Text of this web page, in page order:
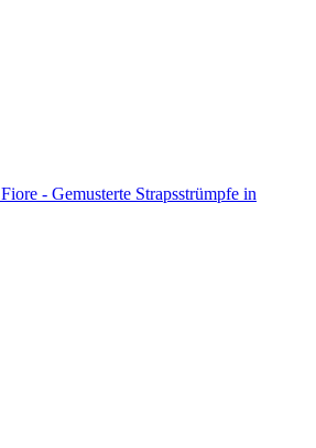
Fiore - Gemusterte Strapsstrümpfe in